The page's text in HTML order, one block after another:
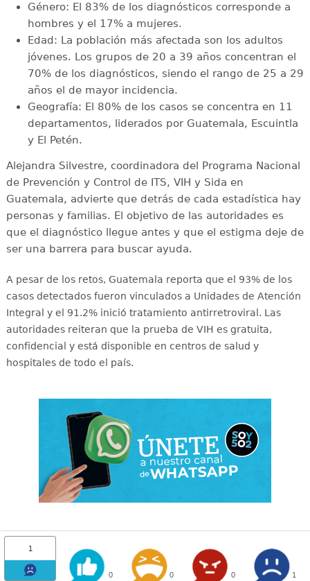
Género: El 83% de los diagnósticos corresponde a
hombres y el 17% a mujeres.
Edad: La población más afectada son los adultos
jóvenes. Los grupos de 20 a 39 años concentran el
70% de los diagnósticos, siendo el rango de 25 a 29
años el de mayor incidencia.
Geografía: El 80% de los casos se concentra en 11
departamentos, liderados por Guatemala, Escuintla
y El Petén.
Alejandra Silvestre, coordinadora del Programa Nacional
de Prevención y Control de ITS, VIH y Sida en
Guatemala, advierte que detrás de cada estadística hay
personas y familias. El objetivo de las autoridades es
que el diagnóstico llegue antes y que el estigma deje de
ser una barrera para buscar ayuda.
A pesar de los retos, Guatemala reporta que el 93% de los
casos detectados fueron vinculados a Unidades de Atención
Integral y el 91.2% inició tratamiento antirretroviral . Las
autoridades reiteran que la prueba de VIH es gratuita,
confidencial y está disponible en centros de salud y
hospitales de todo el país.
1
0 0 0 1